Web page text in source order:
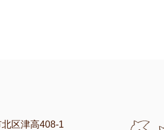
区津高408-1